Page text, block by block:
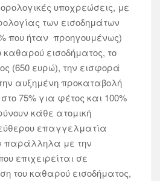
υποχρεώσεις, με
των εισοδημάτων
που ήταν προηγουμένως)
εισοδήματος, το
(650 ευρώ), την εισφορά
αυξημένη προκαταβολή
75% για φέτος και 100%
κάθε ατομική
επαγγελματία
παράλληλα με την
επιχειρείται σε
του καθαρού εισοδήματος,